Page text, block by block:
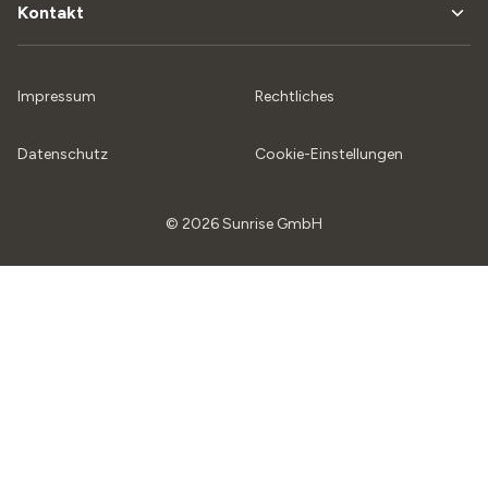
Kontakt
© 2026 Sunrise GmbH
Impressum Rechtliches
Datenschutz Cookie-Einstellungen